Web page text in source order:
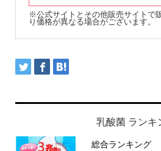
※公式サイトとその他販売サイトで
り価格が異なる場合がございます。
乳酸菌 ランキ
総合ランキング